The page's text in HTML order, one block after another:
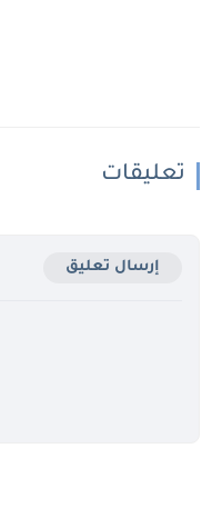
تعليقات
إرسال تعليق